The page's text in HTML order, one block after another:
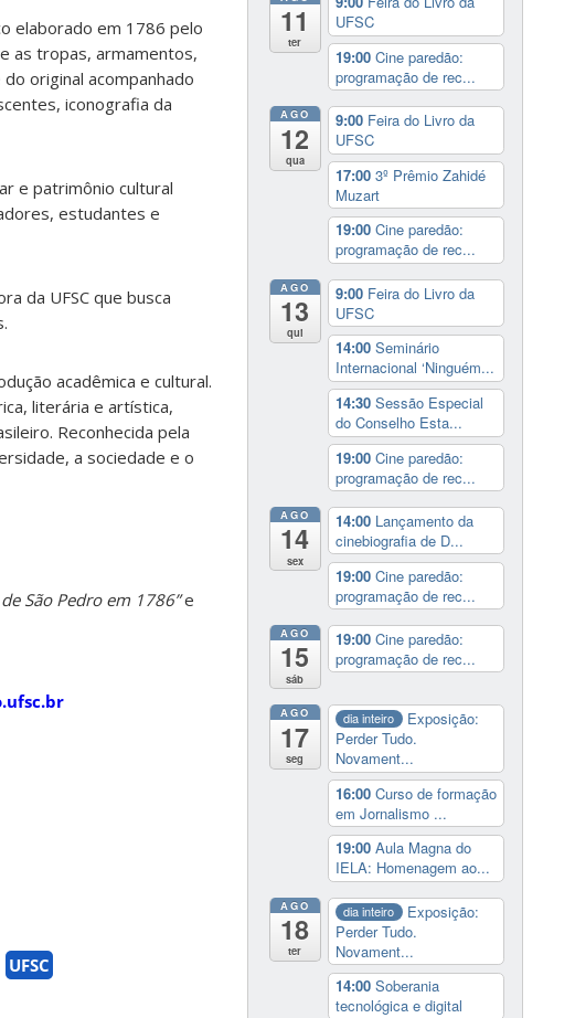
elaborado em 1786 pelo
as tropas, armamentos,
original acompanhado
iconografia da
e patrimônio cultural
estudantes e
da UFSC que busca
acadêmica e cultural.
literária e artística,
Reconhecida pela
a sociedade e o
São Pedro em 1786”e
UFSC
11
ter
UFSC
19:00 Cine paredão:
programação de rec...
AGO
12
qua
9:00 Feira do Livro da
UFSC
17:00 3º Prêmio Zahidé
Muzart
19:00 Cine paredão:
programação de rec...
AGO
13
qui
9:00 Feira do Livro da
UFSC
14:00 Seminário
Internacional ‘Ninguém...
14:30 Sessão Especial
do Conselho Esta...
19:00 Cine paredão:
programação de rec...
AGO
14
sex
14:00 Lançamento da
cinebiografia de D...
19:00 Cine paredão:
programação de rec...
AGO
15
sáb
19:00 Cine paredão:
programação de rec...
AGO
17
seg
dia inteiro
Exposição:
Perder Tudo.
Novament...
16:00 Curso de formação
em Jornalismo ...
19:00 Aula Magna do
IELA: Homenagem ao...
AGO
18
ter
dia inteiro
Exposição:
Perder Tudo.
Novament...
14:00 Soberania
tecnológica e digital